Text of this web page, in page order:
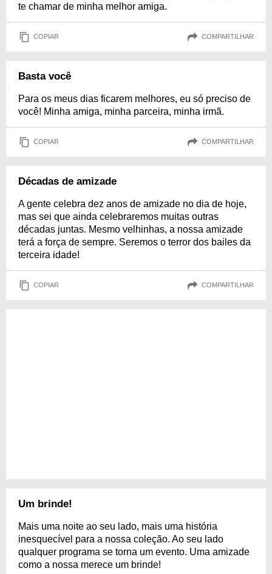
te chamar de minha melhor amiga.
COPIAR COMPARTILHAR
Basta você
Para os meus dias ficarem melhores, eu só preciso de
você! Minha amiga, minha parceira, minha irmã.
COPIAR COMPARTILHAR
Décadas de amizade
A gente celebra dez anos de amizade no dia de hoje,
mas sei que ainda celebraremos muitas outras
décadas juntas. Mesmo velhinhas, a nossa amizade
terá a força de sempre. Seremos o terror dos bailes da
terceira idade!
COPIAR COMPARTILHAR
Um brinde!
Mais uma noite ao seu lado, mais uma história
inesquecível para a nossa coleção. Ao seu lado
qualquer programa se torna um evento. Uma amizade
como a nossa merece um brinde!